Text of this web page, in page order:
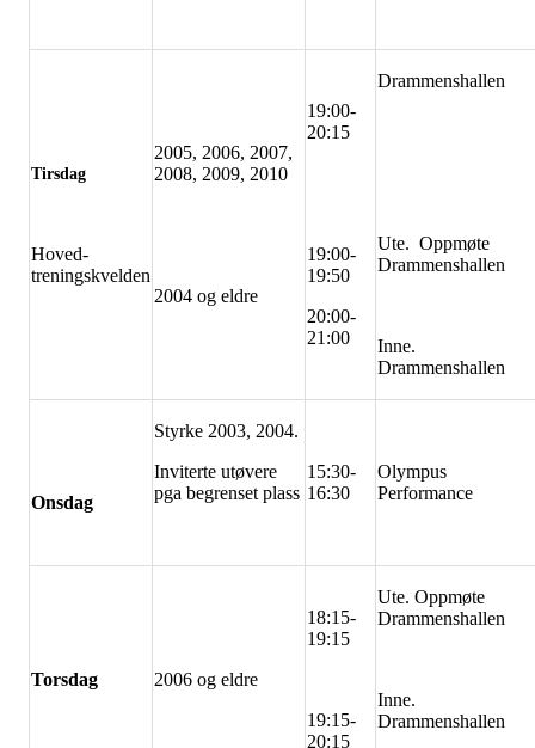
Tirsdag
Hoved-
treningskvelden
2005, 2006, 2007,
2008, 2009, 2010
2004 og eldre
19:00-
20:15
19:00-
19:50
20:00-
21:00
Drammenshallen
Ute. Oppmøte
Drammenshallen
Inne.
Drammenshallen
Onsdag
Styrke 2003, 2004.
Inviterte utøvere
pga begrenset plass
15:30-
16:30
Olympus
Performance
Torsdag 2006 og eldre
18:15-
19:15
19:15-
20:15
Ute. Oppmøte
Drammenshallen
Inne.
Drammenshallen